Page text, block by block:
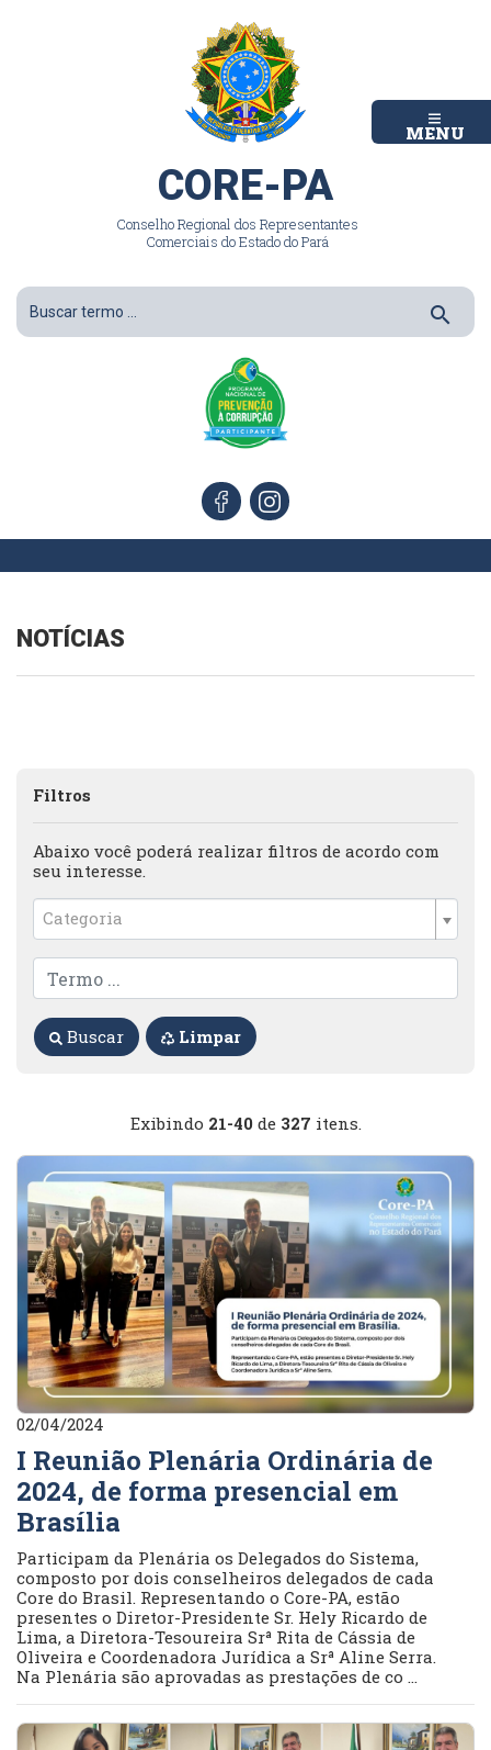
MENU
CORE-PA
Conselho Regional dos Representantes
Comerciais do Estado do Pará
search
NOTÍCIAS
Exibindo 21-40de 327 itens.
02/04/2024
I Reunião Plenária Ordinária de
2024, de forma presencial em
Brasília
Participam da Plenária os Delegados do Sistema,
composto por dois conselheiros delegados de cada
Core do Brasil. Representando o Core-PA, estão
presentes o Diretor-Presidente Sr. Hely Ricardo de
Lima, a Diretora-Tesoureira Srª Rita de Cássia de
Oliveira e Coordenadora Jurídica a Srª Aline Serra.
Na Plenária são aprovadas as prestações de co ...
Filtros
Abaixo você poderá realizar filtros de acordo com
seu interesse.
Categoria
Buscar Limpar